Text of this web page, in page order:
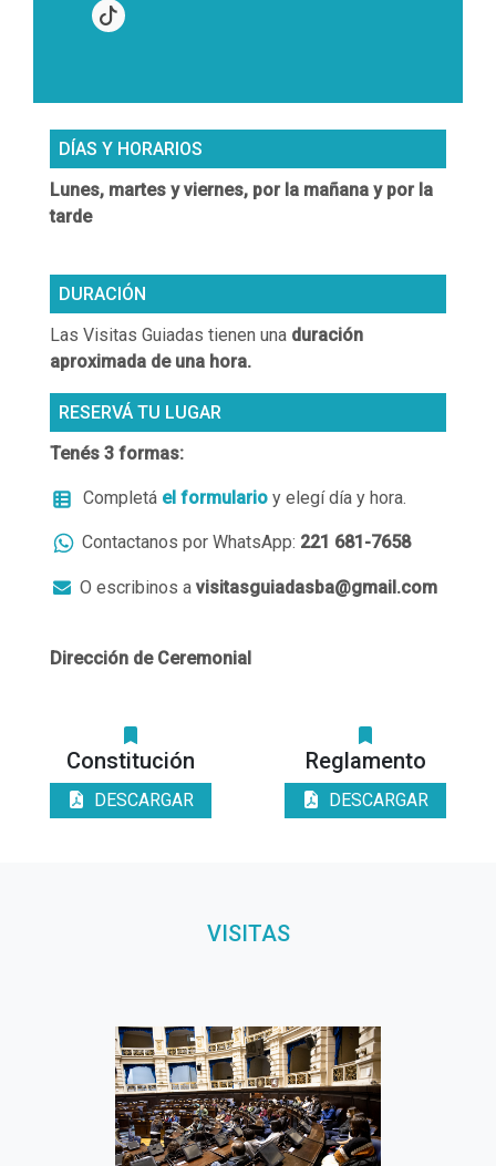
DÍAS Y HORARIOS
Lunes, martes y viernes, por la mañana y por la
tarde
DURACIÓN
Las Visitas Guiadas tienen una duración
aproximada de una hora.
RESERVÁ TU LUGAR
Tenés 3 formas:
Completá el formulario y elegí día y hora.
Contactanos por WhatsApp: 221 681-7658
 O escribinos avisitasguiadasba@gmail.com
Dirección de Ceremonial
Constitución
DESCARGAR
Reglamento
DESCARGAR
VISITAS